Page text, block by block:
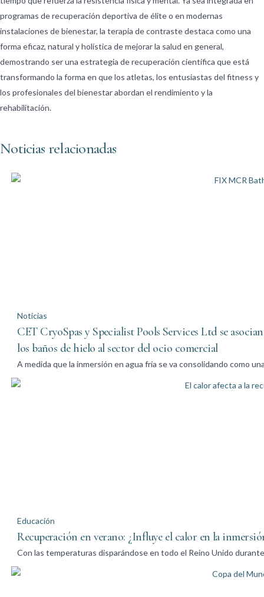
programas de recuperación deportiva de élite o en modernas
instalaciones de bienestar, la terapia de contraste destaca como una
forma eficaz, natural y holística de mejorar la salud en general,
demostrando ser una estrategia de recuperación científica que está
transformando la forma en que los atletas, los entusiastas del fitness y
los profesionales del bienestar abordan el rendimiento y la
rehabilitación.
Noticias relacionadas
Noticias
CET CryoSpas y Specialist Pools Services Ltd se
los baños de hielo al sector del ocio comercial
A medida que la inmersión en agua fría se va consolidando como
Educación
Recuperación en verano: ¿Influye el calor en la
Con las temperaturas disparándose en todo el Reino Unido